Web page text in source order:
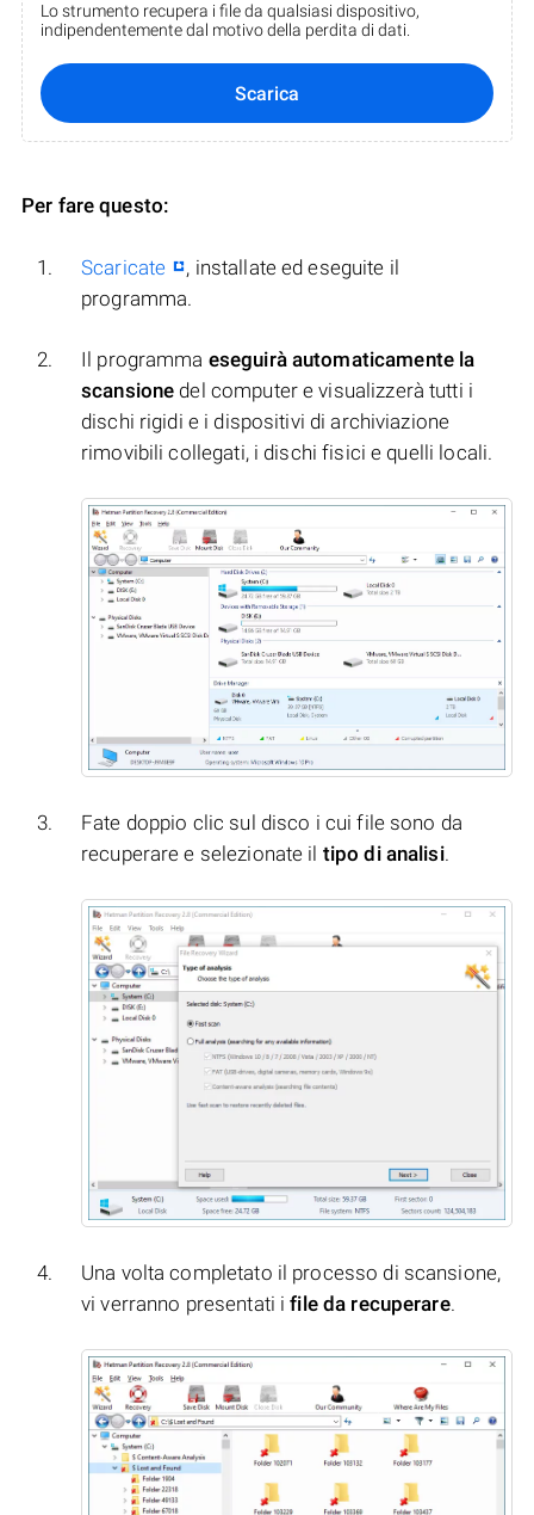
Lo strumento recupera i file da qualsiasi dispositivo,
indipendentemente dal motivo della perdita di dati.
Scarica
Per fare questo:
Scaricate
, installate ed eseguite il
programma.
Il programma eseguirà automaticamente la
scansione del computer e visualizzerà tutti i
dischi rigidi e i dispositivi di archiviazione
rimovibili collegati, i dischi fisici e quelli locali.
Fate doppio clic sul disco i cui file sono da
recuperare e selezionate il tipo di analisi.
Una volta completato il processo di scansione,
vi verranno presentati ifile da recuperare.